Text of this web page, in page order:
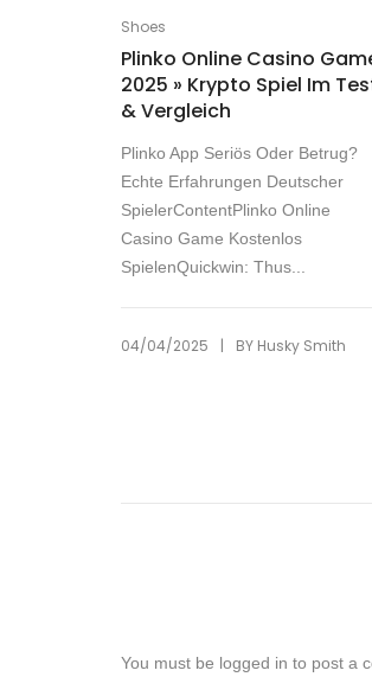
Shoes
Plinko Online Casino
2025 » Krypto Spiel Im
& Vergleich
Plinko App Seriös Oder Betrug?
Echte Erfahrungen Deutscher
SpielerContentPlinko Online
Casino Game Kostenlos
SpielenQuickwin: Thus...
04/04/2025 | BY Husky Smith
You must be logged in to post a